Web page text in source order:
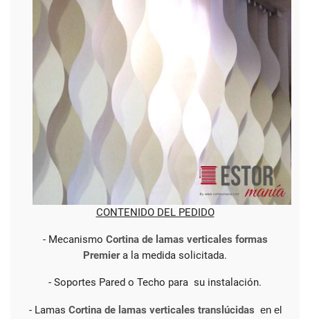
CONTENIDO DEL PEDIDO
- Mecanismo Cortina de lamas verticales formas
Premiera la medida solicitada.
- Soportes Pared o Techo para su instalación.
- Lamas Cortina de lamas verticales translúcidas en el